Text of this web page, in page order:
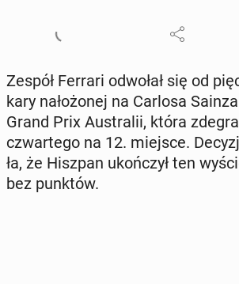
Zespół Ferrari odwołał się od
kary na­ło­żo­nej na Carlosa
Grand Prix Au­stra­lii, która
czwar­te­go na 12. miejsce.
ła, że Hiszpan ukoń­czył ten
bez punktów.